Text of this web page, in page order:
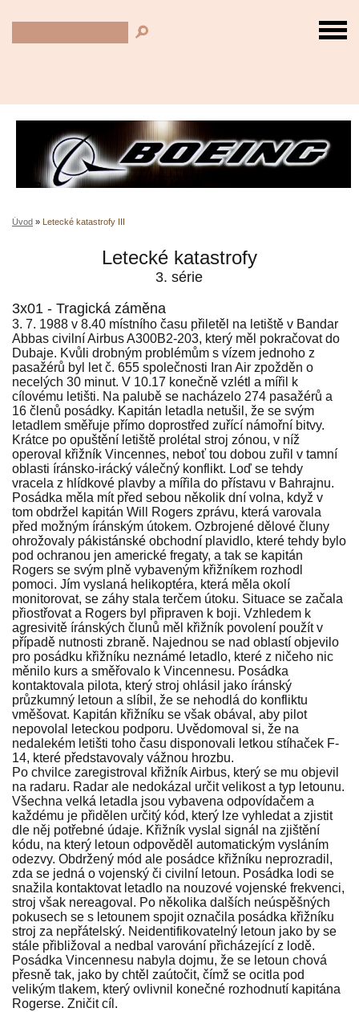
Úvod » Letecké katastrofy III
Letecké katastrofy
3. série
3x01 - Tragická záměna
3. 7. 1988 v 8.40 místního času přiletěl na letiště v Bandar
Abbas civilní Airbus A300B2-203, který měl pokračovat do
Dubaje. Kvůli drobným problémům s vízem jednoho z
pasažérů byl let č. 655 společnosti Iran Air zpožděn o
necelých 30 minut. V 10.17 konečně vzlétl a mířil k
cílovému letišti. Na palubě se nacházelo 274 pasažérů a
16 členů posádky. Kapitán letadla netušil, že se svým
letadlem směřuje přímo doprostřed zuřící námořní bitvy.
Krátce po opuštění letiště prolétal stroj zónou, v níž
operoval křižník Vincennes, neboť tou dobou zuřil v tamní
oblasti íránsko-irácký válečný konflikt. Loď se tehdy
vracela z hlídkové plavby a mířila do přístavu v Bahrajnu.
Posádka měla mít před sebou několik dní volna, když v
tom obdržel kapitán Will Rogers zprávu, která varovala
před možným íránským útokem. Ozbrojené dělové čluny
ohrožovaly pákistánské obchodní plavidlo, které tehdy bylo
pod ochranou jen americké fregaty, a tak se kapitán
Rogers se svým plně vybaveným křižníkem rozhodl
pomoci. Jím vyslaná helikoptéra, která měla okolí
monitorovat, se záhy stala terčem útoku. Situace se začala
přiostřovat a Rogers byl připraven k boji. Vzhledem k
agresivitě íránských člunů měl křižník povolení použít v
případě nutnosti zbraně. Najednou se nad oblastí objevilo
pro posádku křižníku neznámé letadlo, které z ničeho nic
měnilo kurs a směřovalo k Vincennesu. Posádka
kontaktovala pilota, který stroj ohlásil jako íránský
průzkumný letoun a slíbil, že se nehodlá do konfliktu
vměšovat. Kapitán křižníku se však obával, aby pilot
nepovolal leteckou podporu. Uvědomoval si, že na
nedalekém letišti toho času disponovali letkou stíhaček F-
14, které představovaly vážnou hrozbu.
Po chvilce zaregistroval křižník Airbus, který se mu objevil
na radaru. Radar ale nedokázal určit velikost a typ letounu.
Všechna velká letadla jsou vybavena odpovídačem a
každému je přidělen určitý kód, který lze vyhledat a zjistit
dle něj potřebné údaje. Křižník vyslal signál na zjištění
kódu, na který letoun odpověděl automatickým vysláním
odezvy. Obdržený mód ale posádce křižníku neprozradil,
zda se jedná o vojenský či civilní letoun. Posádka lodi se
snažila kontaktovat letadlo na nouzové vojenské frekvenci,
stroj však nereagoval. Po několika dalších neúspěšných
pokusech se s letounem spojit označila posádka křižníku
stroj za nepřátelský. Neidentifikovatelný letoun jako by se
stále přibližoval a nedbal varování přicházející z lodě.
Posádka Vincennesu nabyla dojmu, že se letoun chová
přesně tak, jako by chtěl zaútočit, čímž se ocitla pod
velikým tlakem, který ovlivnil konečné rozhodnutí kapitána
Rogerse. Zničit cíl.